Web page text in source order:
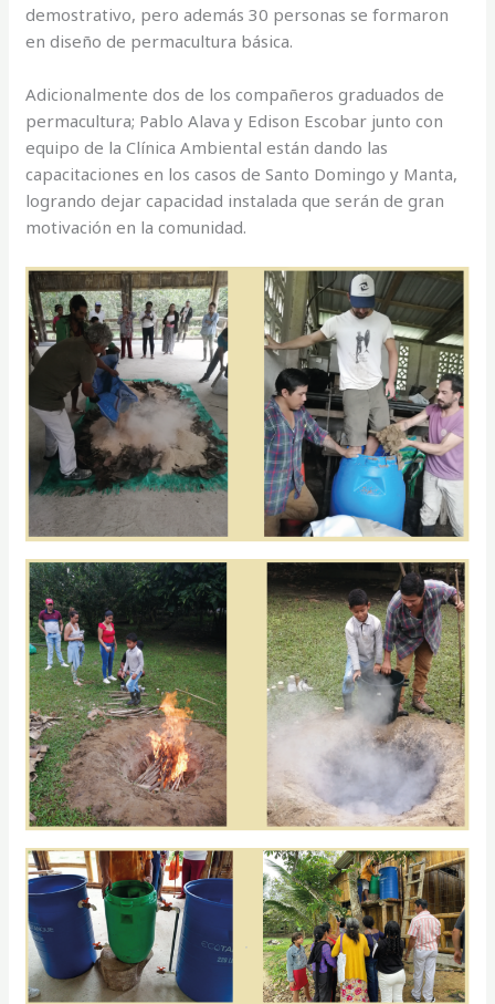
demostrativo, pero además 30 personas se formaron
en diseño de permacultura básica.
Adicionalmente dos de los compañeros graduados de
permacultura; Pablo Alava y Edison Escobar junto con
equipo de la Clínica Ambiental están dando las
capacitaciones en los casos de Santo Domingo y Manta,
logrando dejar capacidad instalada que serán de gran
motivación en la comunidad.